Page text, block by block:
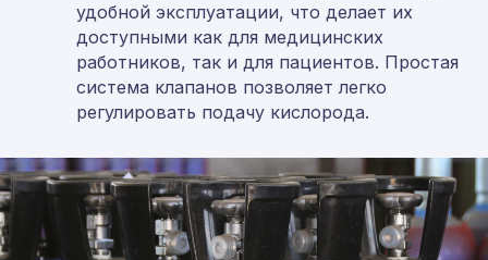
удобной эксплуатации, что делает их
доступными как для медицинских
работников, так и для пациентов. Простая
система клапанов позволяет легко
регулировать подачу кислорода.